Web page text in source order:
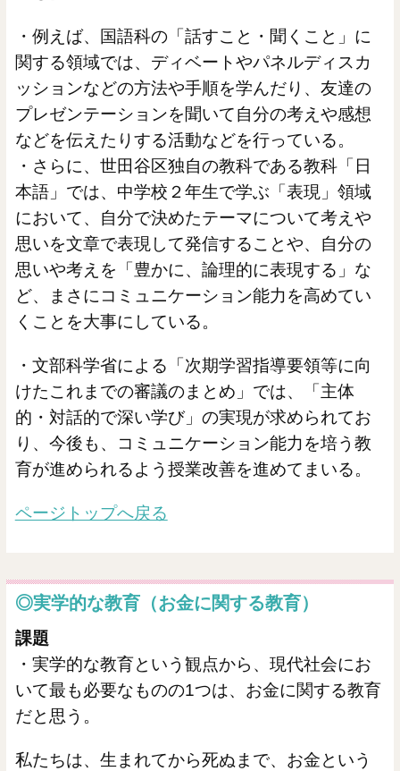
・例えば、国語科の「話すこと・聞くこと」に
関する領域では、ディベートやパネルディスカ
ッションなどの方法や手順を学んだり、友達の
プレゼンテーションを聞いて自分の考えや感想
などを伝えたりする活動などを行っている。
・さらに、世田谷区独自の教科である教科「日
本語」では、中学校２年生で学ぶ「表現」領域
において、自分で決めたテーマについて考えや
思いを文章で表現して発信することや、自分の
思いや考えを「豊かに、論理的に表現する」な
ど、まさにコミュニケーション能力を高めてい
くことを大事にしている。
・文部科学省による「次期学習指導要領等に向
けたこれまでの審議のまとめ」では、「主体
的・対話的で深い学び」の実現が求められてお
り、今後も、コミュニケーション能力を培う教
育が進められるよう授業改善を進めてまいる。
ページトップへ戻る
◎実学的な教育（お金に関する教育）
課題
・実学的な教育という観点から、現代社会にお
いて最も必要なものの1つは、お金に関する教育
だと思う。
私たちは、生まれてから死ぬまで、お金という